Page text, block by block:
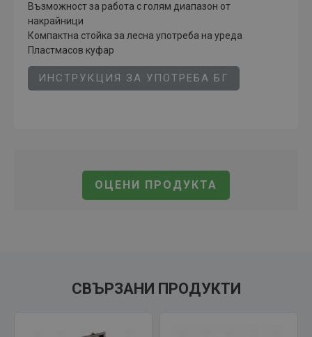
ОЦЕНИ ПРОДУКТА
Възможност за работа с голям диапазон от
накрайници
Компактна стойка за лесна употреба на уреда
Пластмасов куфар
ИНСТРУКЦИЯ ЗА УПОТРЕБА БГ
СВЪРЗАНИ ПРОДУКТИ